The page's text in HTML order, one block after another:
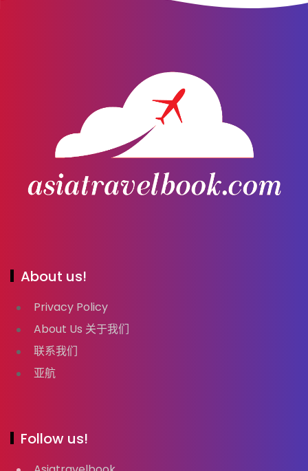
About us!
Privacy Policy
About Us 关于我们
联系我们
亚航
Follow us!